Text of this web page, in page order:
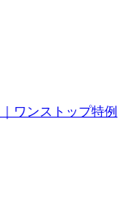
ワンストップ特例